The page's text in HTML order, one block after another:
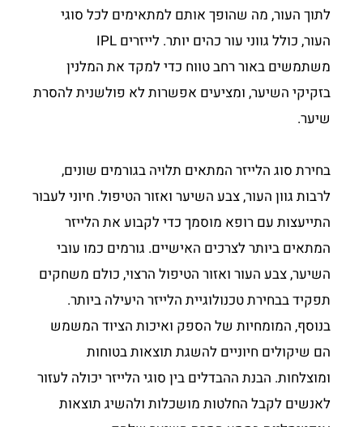
לתוך העור, מה שהופך אותם למתאימים לכל סוגי
העור, כולל גווני עור כהים יותר. לייזרים IPL
משתמשים באור רחב טווח כדי למקד את המלנין
בזקיקי השיער, ומציעים אפשרות לא פולשנית להסרת
שיער.
בחירת סוג הלייזר המתאים תלויה בגורמים שונים,
לרבות גוון העור, צבע השיער ואזור הטיפול. חיוני לעבור
התייעצות עם רופא מוסמך כדי לקבוע את הלייזר
המתאים ביותר לצרכים האישיים. גורמים כמו עובי
השיער, צבע העור ואזור הטיפול הרצוי, כולם משחקים
תפקיד בבחירת טכנולוגיית הלייזר היעילה ביותר.
בנוסף, המומחיות של הספק ואיכות הציוד המשמש
הם שיקולים חיוניים להשגת תוצאות בטוחות
ומוצלחות. הבנת ההבדלים בין סוגי הלייזר יכולה לעזור
לאנשים לקבל החלטות מושכלות ולהשיג תוצאות